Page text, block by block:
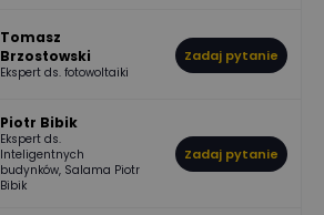
boss 532 714
DawidZak 796
Odpowiedzi
244
Ocen
Tomasz
Brzostowski
Ekspert ds. fotowoltaiki
Zadaj pytanie
Piotr Bibik
Ekspert ds.
Inteligentnych
budynków, Salama Piotr
Bibik
Zadaj pytanie